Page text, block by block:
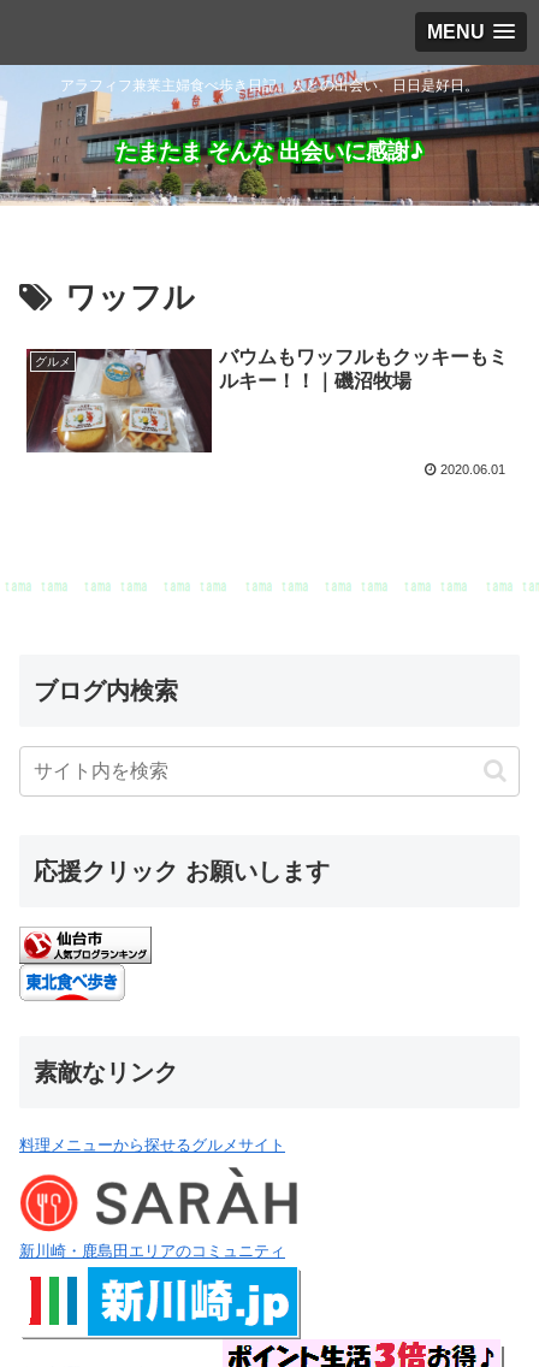
MENU
アラフィフ兼業主婦食べ歩き日記。人との出会い、日日是好日。
たまたま そんな 出会いに感謝♪
ワッフル
グルメ
バウムもワッフルもクッキーもミ
ルキー！！｜磯沼牧場
2020.06.01
ブログ内検索
応援クリック お願いします
素敵なリンク
料理メニューから探せるグルメサイト
新川崎・鹿島田エリアのコミュニティ